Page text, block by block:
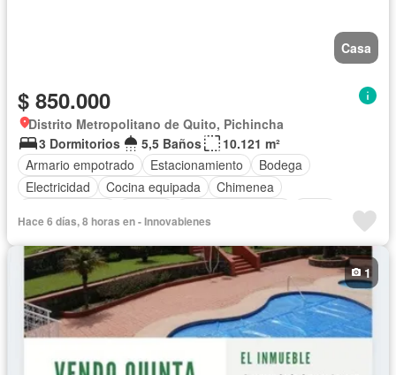
Casa
$ 850.000
Distrito Metropolitano de Quito, Pichincha
3 Dormitorios
5,5 Baños
10.121 m²
Armario empotrado
Estacionamiento
Bodega
Electricidad
Cocina equipada
Chimenea
Patio
Área para niños Jardín
Piscina
Solo familias
Hace 6 días, 8 horas en - Innovabienes
1